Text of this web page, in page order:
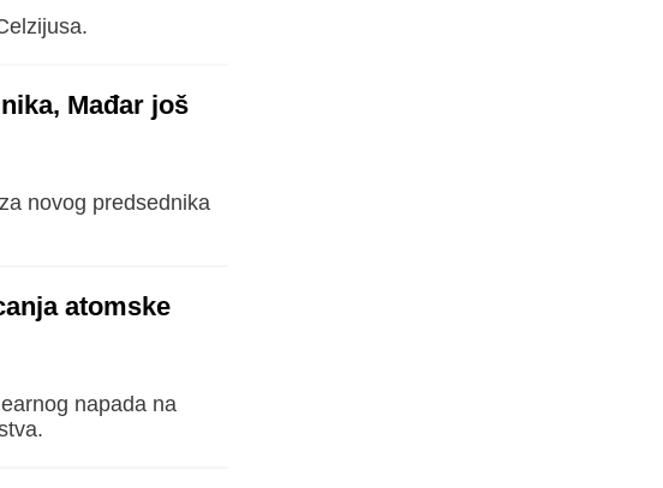
Mađar još
novog predsednika
atomske
napada na